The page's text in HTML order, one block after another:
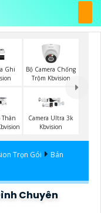
Ghi
Bộ Camera Chống
Trộm Kbvision
Thân
Camera Ultra 3k
Kbvision
Trọn Gói
Bán
Chuyên